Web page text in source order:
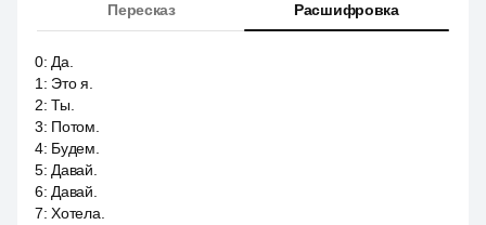
Пересказ Расшифровка
0: Да.
1 : Это я.
2:Ты.
3: Потом.
4: Будем.
5: Давай.
6: Давай.
7:Хотела.